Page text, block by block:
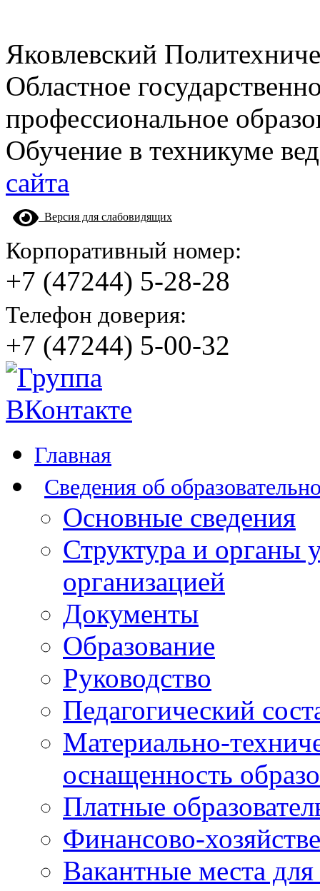
Яковлевский
Областное
профессиональное
Обучение в техникуме
сайта
Версия для слабовидящих
Корпоративный номер:
+7 (47244) 5-28-28
Телефон доверия:
+7 (47244) 5-00-32
Главная
Сведения об
Основные сведения
Структура и органы
организацией
Документы
Образование
Руководство
Педагогический
Материально-
оснащенность
Платные
Финансово-
Вакантные места